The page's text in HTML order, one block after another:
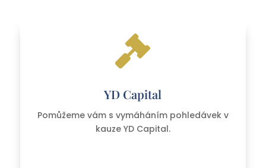

YD Capital
Pomůžeme vám s vymáháním pohledávek v
kauze YD Capital.